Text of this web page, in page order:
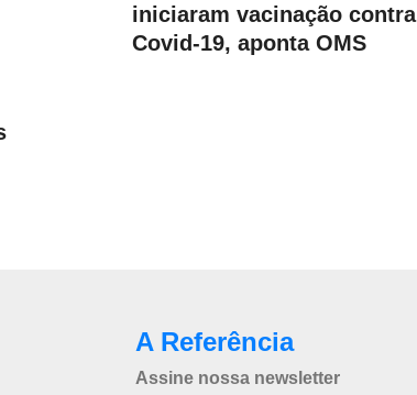
iniciaram vacinação contra
Covid-19, aponta OMS
A Referência
Assine nossa newsletter